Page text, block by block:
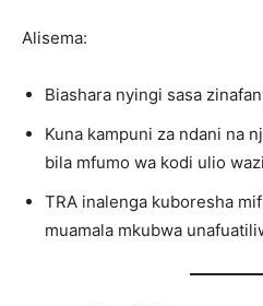
Alisema:
Biashara nyingi sasa
Kuna kampuni za ndani na
bila mfumo wa kodi ulio wazi
TRA inalenga kuboresha
muamala mkubwa